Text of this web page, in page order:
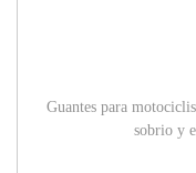
Guantes para
sobrio y